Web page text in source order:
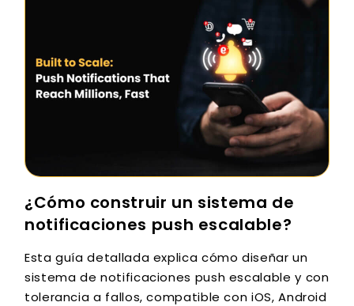
¿Cómo construir un sistema de
notificaciones push escalable?
Esta guía detallada explica cómo diseñar un
sistema de notificaciones push escalable y con
tolerancia a fallos, compatible con iOS, Android